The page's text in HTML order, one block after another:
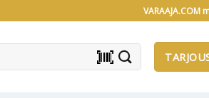
VARAAJA.COM
barcode_scanner